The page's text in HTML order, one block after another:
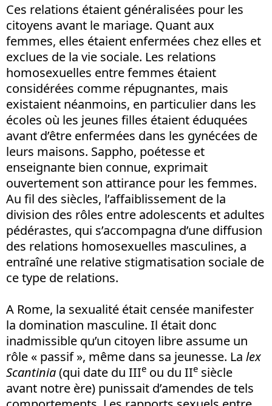
Ces relations étaient généralisées pour les
citoyens avant le mariage. Quant aux
femmes, elles étaient enfermées chez elles et
exclues de la vie sociale. Les relations
homosexuelles entre femmes étaient
considérées comme répugnantes, mais
existaient néanmoins, en particulier dans les
écoles où les jeunes filles étaient éduquées
avant d’être enfermées dans les gynécées de
leurs maisons. Sappho, poétesse et
enseignante bien connue, exprimait
ouvertement son attirance pour les femmes.
Au fil des siècles, l’affaiblissement de la
division des rôles entre adolescents et adultes
pédérastes, qui s’accompagna d’une diffusion
des relations homosexuelles masculines, a
entraîné une relative stigmatisation sociale de
ce type de relations.
A Rome, la sexualité était censée manifester
la domination masculine. Il était donc
inadmissible qu’un citoyen libre assume un
rôle « passif », même dans sa jeunesse. La lex
Scantinia(qui date du IIIe ou du IIe siècle
avant notre ère) punissait d’amendes de tels